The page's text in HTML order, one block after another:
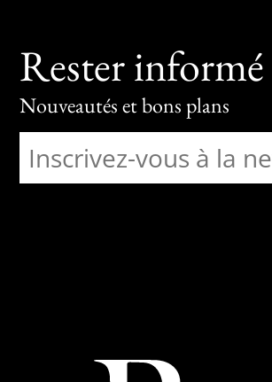
Rester informé
Nouveautés et bons plans